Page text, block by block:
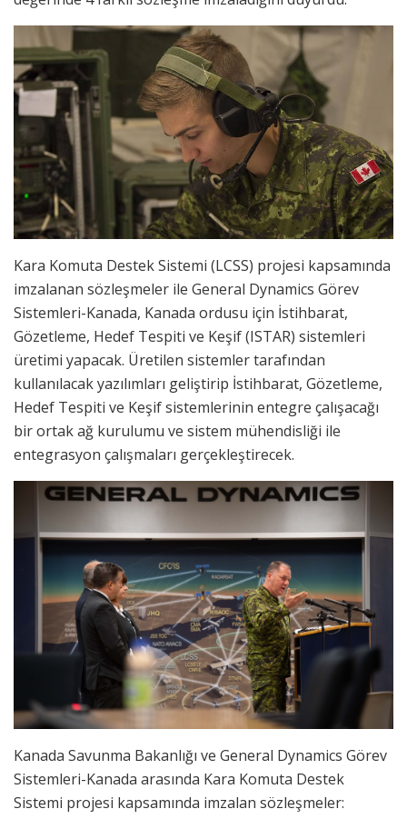
Kara Komuta Destek Sistemi (LCSS) projesi kapsamında
imzalanan sözleşmeler ile General Dynamics Görev
Sistemleri-Kanada, Kanada ordusu için İstihbarat,
Gözetleme, Hedef Tespiti ve Keşif (ISTAR) sistemleri
üretimi yapacak. Üretilen sistemler tarafından
kullanılacak yazılımları geliştirip İstihbarat, Gözetleme,
Hedef Tespiti ve Keşif sistemlerinin entegre çalışacağı
bir ortak ağ kurulumu ve sistem mühendisliği ile
entegrasyon çalışmaları gerçekleştirecek.
Kanada Savunma Bakanlığı ve General Dynamics Görev
Sistemleri-Kanada arasında Kara Komuta Destek
Sistemi projesi kapsamında imzalan sözleşmeler: